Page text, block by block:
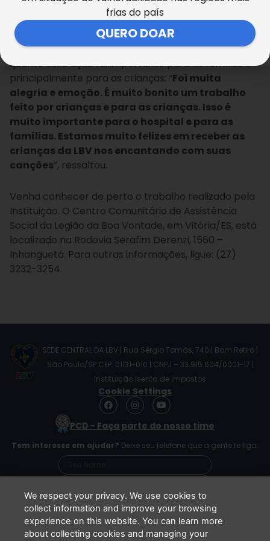
entregaram a cada criança um bloquinho com
desenhos para colorir e lápis de cor. A
coordenadora do Serviço Social do Hospital, Regina
Furtado Lima, agradeceu o carinho da LBV e disse o
quanto essa ação foi importante para as famílias e
principalmente para as crianças: “Foi muita
alegria e emoção. É muito bonito um trabalho
feito por crianças e para as crianças. Isso é
muito importante para o hospital e para as
famílias. Estamos muito felizes em receber as
crianças da LBV nos encantando com suas
canções”, ressaltou.
Venha conhecer de perto o trabalho realizado pela
Instituição. O Centro Comunitário de Assistência
Social da Legião da Boa Vontade, em Vitória/ES, está
localizado na Rodovia Serafim Derenzi, 1560 –
Inhanguetá. Para outras informações, ligue: (27)
3232-3254.
SEDE CENTRAL DA LBV | Rua Sérgio Tomás, 740 | Bom Retiro |
São Paulo/SP CEP: 01131-010 | CNPJ – 33.915.604/0001-17 |
Instituição isenta de impostos
Cookie Settings
F
a
e
o
o
I
n
s
t
g
r
m
Y
o
t
b
e
PCD - Faça parte do nosso time
Tem interesse em ajudar? Deixe seu telefone que a gente te liga.
Li e concordo que minhas informações serão
tratadas de acordo com oAviso de Privacidade
We respect your privacy. We use cookies to
collect information and improve your browsing
experience on this website. You can learn more
about collecting cookies and managing your
frias do país
QUERO DOAR